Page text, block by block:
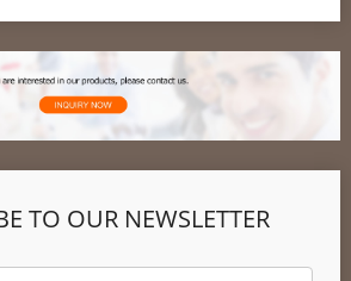
TO OUR NEWSLETTER